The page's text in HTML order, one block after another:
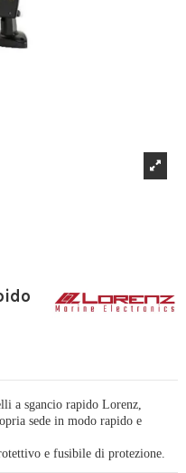
a sgancio rapido Lorenz,
sede in modo rapido e
e fusibile di protezione.